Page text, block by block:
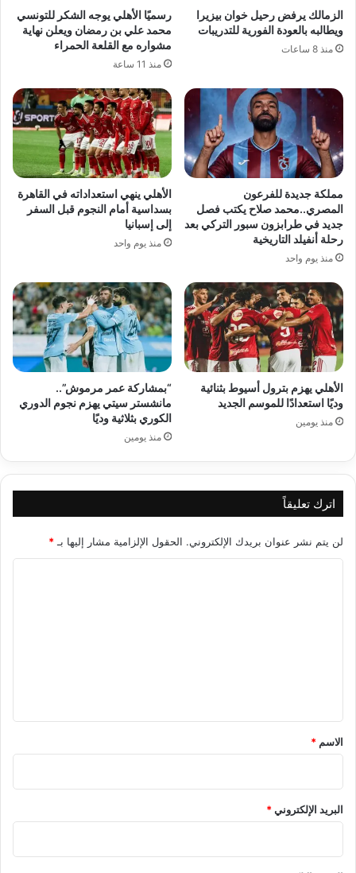
الزمالك يرفض رحيل خوان بيزيرا
ويطالبه بالعودة الفورية للتدريبات
منذ 8 ساعات
رسميًا الأهلي يوجه الشكر للتونسي
محمد علي بن رمضان ويعلن نهاية
مشواره مع القلعة الحمراء
منذ 11 ساعة
مملكة جديدة للفرعون
المصري..محمد صلاح يكتب فصل
جديد في طرابزون سبور التركي بعد
رحلة أنفيلد التاريخية
منذ يوم واحد
الأهلي ينهي استعداداته في القاهرة
بسداسية أمام النجوم قبل السفر
إلى إسبانيا
منذ يوم واحد
الأهلي يهزم بترول أسيوط بثنائية
وديًا استعدادًا للموسم الجديد
منذ يومين
“بمشاركة عمر مرموش”..
مانشستر سيتي يهزم نجوم الدوري
الكوري بثلاثية وديًا
منذ يومين
اترك تعليقاً
لن يتم نشر عنوان بريدك الإلكتروني. الحقول الإلزامية مشار إليها بـ *
*
الاسم *
البريد الإلكتروني*